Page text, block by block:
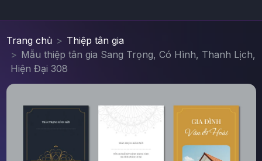
Trang chủ
Thiệp tân gia
Mẫu thiệp tân gia Sang Trọng, Có Hình, Thanh Lịch,
Hiện Đại 308